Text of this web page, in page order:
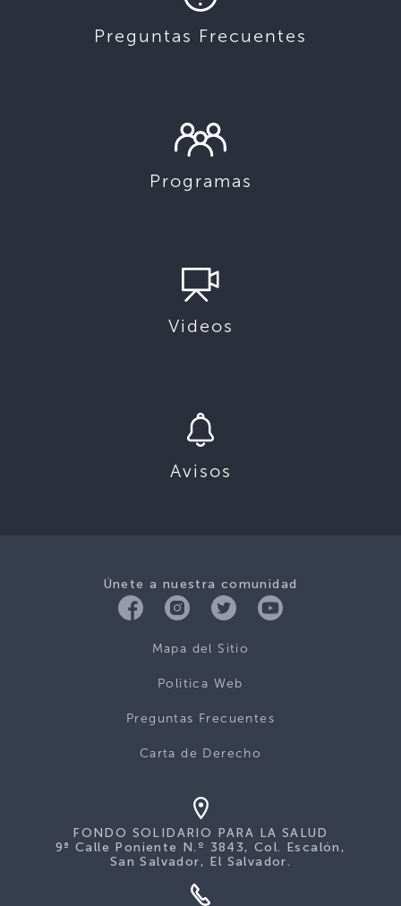
Preguntas Frecuentes
Programas
Videos
Avisos
Únete a nuestra comunidad
Mapa del Sitio
Politica Web
Preguntas Frecuentes
Carta de Derecho
FONDO SOLIDARIO PARA LA SALUD
9ª Calle Poniente N.º 3843, Col. Escalón,
San Salvador, El Salvador.